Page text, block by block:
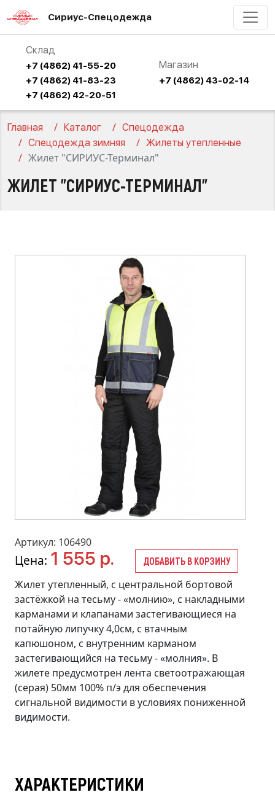
Сириус-Спецодежда
Склад
+7 (4862) 41-55-20
+7 (4862) 41-83-23
+7 (4862) 42-20-51
Магазин
+7 (4862) 43-02-14
Главная Каталог
Спецодежда
Спецодежда зимняя
Жилеты утепленные
Жилет "СИРИУС-Терминал"
ЖИЛЕТ "СИРИУС-ТЕРМИНАЛ"
Артикул: 106490
Цена: 1 555 р. ДОБАВИТЬ В КОРЗИНУ
Жилет утепленный, с центральной бортовой
застёжкой на тесьму - «молнию», с накладными
карманами и клапанами застегивающиеся на
потайную липучку 4,0см, с втачным
капюшоном, с внутренним карманом
застегивающийся на тесьму - «молния». В
жилете предусмотрен лента светоотражающая
(серая) 50мм 100% п/э для обеспечения
сигнальной видимости в условиях пониженной
видимости.
ХАРАКТЕРИСТИКИ